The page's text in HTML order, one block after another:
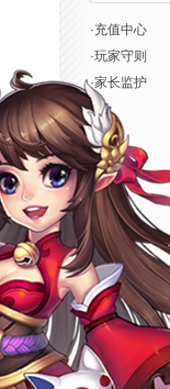
·充值中心
·玩家守则
·家长监护